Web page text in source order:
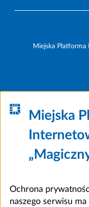
Miejska Platforma
Miejska
Ochrona
naszego serwisu